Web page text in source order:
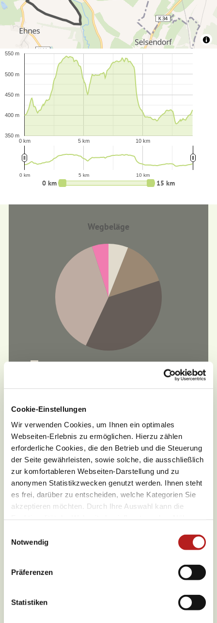
Cookie-Einstellungen
Wir verwenden Cookies, um Ihnen ein optimales
Webseiten-Erlebnis zu ermöglichen. Hierzu zählen
erforderliche Cookies, die den Betrieb und die Steuerung
der Seite gewährleisten, sowie solche, die ausschließlich
zur komfortableren Webseiten-Darstellung und zu
anonymen Statistikzwecken genutzt werden. Ihnen steht
es frei, darüber zu entscheiden, welche Kategorien Sie
akzeptieren möchten. Durch Ihre Auswahl kann die
Datenschutzbestimmungen.
Notwendig
Präferenzen
Statistiken
0 km 5 km 10 km
350 m
400 m
450 m
500 m
550 m
0 km 5 km 10 km
0 km 15 km
Wegbeläge
Schotter (37%)
Wanderweg (38%)